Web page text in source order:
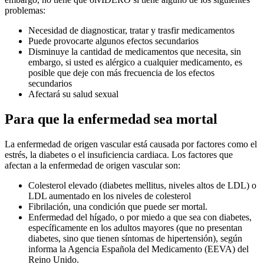
problemas:
Necesidad de diagnosticar, tratar y trasfir medicamentos
Puede provocarte algunos efectos secundarios
Disminuye la cantidad de medicamentos que necesita, sin
embargo, si usted es alérgico a cualquier medicamento, es
posible que deje con más frecuencia de los efectos
secundarios
Afectará su salud sexual
Para que la enfermedad sea mortal
La enfermedad de origen vascular está causada por factores como el
estrés, la diabetes o el insuficiencia cardiaca. Los factores que
afectan a la enfermedad de origen vascular son:
Colesterol elevado (diabetes mellitus, niveles altos de LDL) o
LDL aumentado en los niveles de colesterol
Fibrilación, una condición que puede ser mortal.
Enfermedad del hígado, o por miedo a que sea con diabetes,
específicamente en los adultos mayores (que no presentan
diabetes, sino que tienen síntomas de hipertensión), según
informa la Agencia Española del Medicamento (EEVA) del
Reino Unido.